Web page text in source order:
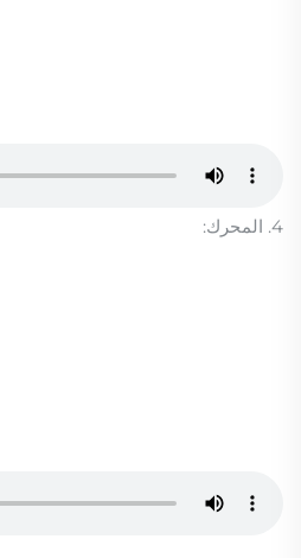
4. المحرك: